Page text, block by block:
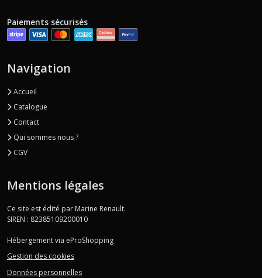
Paiements sécurisés
Navigation
Accueil
Catalogue
Contact
Qui sommes nous ?
CGV
Mentions légales
Ce site est édité par Marine Renault.
SIREN : 82385109200010
Hébergement via eProShopping
Gestion des cookies
Données personnelles